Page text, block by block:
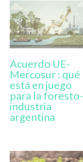
Acuerdo UE-
Mercosur : qué
está en juego
para la foresto-
industria
argentina